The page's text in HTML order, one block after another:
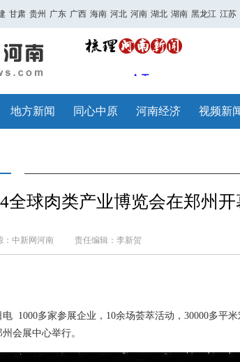
甘肃 贵州 广东 广西 海南 河北 河南 湖北 湖南 黑龙江 江苏
地方新闻 同心中原 河南经济 视频新
全球肉类产业博览会在郑州开
：中新网河南 责任编辑：李新贺
1000多家参展企业，10余场荟萃活动，30000多平
会展中心举行。